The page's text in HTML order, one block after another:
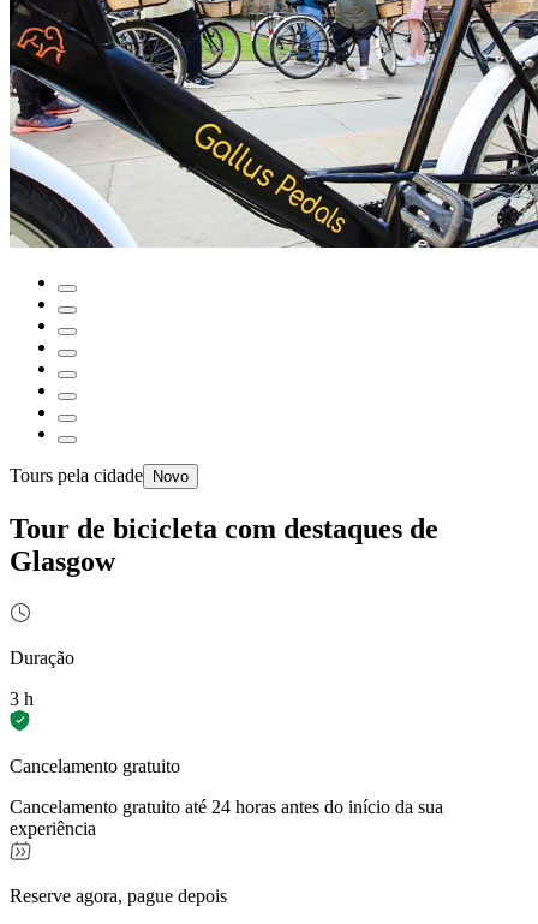
Tours pela cidade Novo
Tour de bicicleta com destaques de
Glasgow
Duração
3 h
Cancelamento gratuito
Cancelamento gratuito até 24 horas antes do início da sua
experiência
Reserve agora, pague depois